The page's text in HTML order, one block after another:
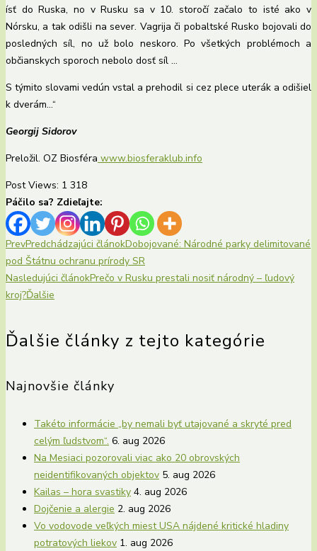
ísť do Ruska, no v Rusku sa v 10. storočí začalo to isté ako v
Nórsku, a tak odišli na sever. Vagrija či pobaltské Rusko bojovali do
posledných síl, no už bolo neskoro. Po všetkých problémoch a
občianskych sporoch nebolo dosť síl …
S týmito slovami vedún vstal a prehodil si cez plece uterák a odišiel
k dverám…“
Georgij Sidorov
Preložil. OZ Biosféra www.biosferaklub.info
Post Views: 1 318
Páčilo sa? Zdieľajte:
PrevPredchádzajúci článokDobojované: Národné parky delimitované
pod Štátnu ochranu prírody SR
Nasledujúci článokPrečo v Rusku prestali nosiť národný – ľudový
kroj?Ďalšie
Ďalšie články z tejto kategórie
Najnovšie články
Takéto informácie „by nemali byť utajované a skryté pred
celým ľudstvom“. 6. aug 2026
Na Mesiaci pozorovali viac ako 20 obrovských
neidentifikovaných objektov 5. aug 2026
Kailas – hora svastiky 4. aug 2026
Dojčenie a alergie 2. aug 2026
Vo vodovode veľkých miest USA nájdené kritické hladiny
potratových liekov 1. aug 2026